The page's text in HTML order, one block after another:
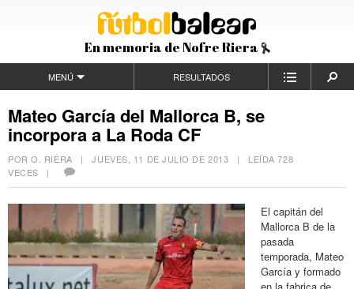
En memoria de Nofre Riera
MENÚ RESULTADOS
Mateo García del Mallorca B, se
incorpora a La Roda CF
POR O. RIERA |JUEVES, 11 DE JULIO DE 2013 | LEÍDA 728
VECES |
El capitán del
Mallorca B de la
pasada
temporada, Mateo
García y formado